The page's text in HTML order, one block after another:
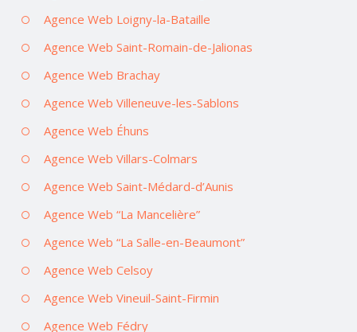
Agence Web Loigny-la-Bataille
Agence Web Saint-Romain-de-Jalionas
Agence Web Brachay
Agence Web Villeneuve-les-Sablons
Agence Web Éhuns
Agence Web Villars-Colmars
Agence Web Saint-Médard-d’Aunis
Agence Web “La Mancelière”
Agence Web “La Salle-en-Beaumont”
Agence Web Celsoy
Agence Web Vineuil-Saint-Firmin
Agence Web Fédry